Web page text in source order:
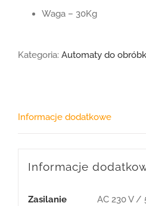
Waga – 30Kg
Kategoria: Automaty do
Informacje dodatkowe
Informacje
Zasilanie AC 230 V /